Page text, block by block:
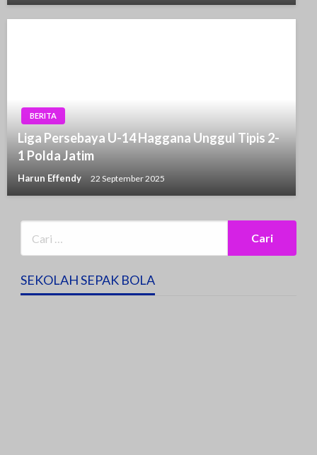
BERITA
Liga Persebaya U-14 Haggana Unggul Tipis 2-
1 Polda Jatim
Harun Effendy 22 September 2025
SEKOLAH SEPAK BOLA